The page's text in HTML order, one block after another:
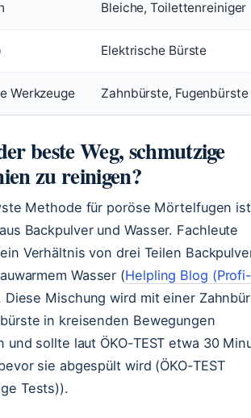
Bleiche, Toilettenreiniger
Elektrische Bürste
Werkzeuge Zahnbürste, Fugenbürste
beste Weg, schmutzige
zu reinigen?
Methode für poröse Mörtelfugen ist
Backpulver und Wasser. Fachleute
Verhältnis von drei Teilen
Wasser (Helpling Blog
Diese Mischung wird mit einer
in kreisenden Bewegungen
und sollte laut ÖKO-TEST etwa 30
sie abgespült wird (ÖKO-TEST
Tests)).